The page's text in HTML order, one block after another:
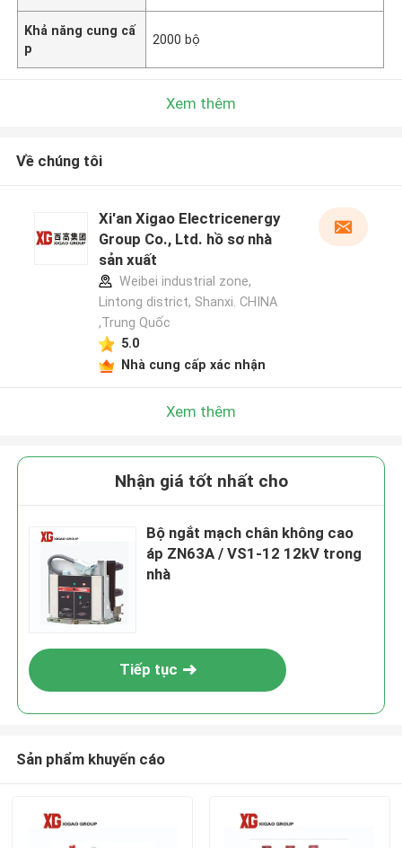
Khả năng cung cấ
p
2000 bộ
Xem thêm
Về chúng tôi
Xi'an Xigao Electricenergy
Group Co., Ltd. hồ sơ nhà
sản xuất
Weibei industrial zone,
Lintong district, Shanxi. CHINA
,Trung Quốc
5.0
Nhà cung cấp xác nhận
Xem thêm
Nhận giá tốt nhất cho
Bộ ngắt mạch chân không cao
áp ZN63A / VS1-12 12kV trong
nhà
Tiếp tục
Sản phẩm khuyến cáo